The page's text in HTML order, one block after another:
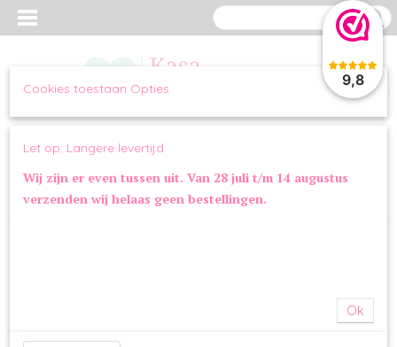
9,8
Inloggen
Home>OVERIG>SPEELGOED>Little Rascals Pluche Speelring Koe
Cookies toestaan Opties
Let op: Langere levertijd
Wij zijn er even tussen uit. Van 28 juli t/m 14 augustus
verzenden wij helaas geen bestellingen.
Ok